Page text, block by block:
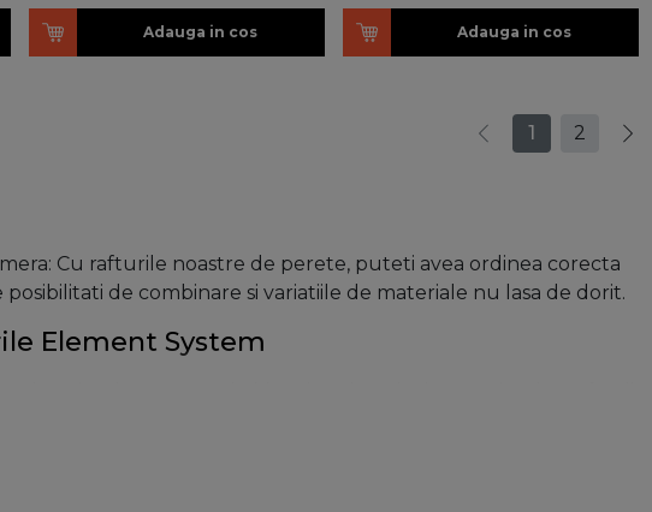
Adauga in cos Adauga in cos
1 2
Cu rafturile noastre de perete, puteti avea ordinea corecta
posibilitati de combinare si variatiile de materiale nu lasa de dorit.
Element System
toate camerele functionale, pot fi combinate individual si se